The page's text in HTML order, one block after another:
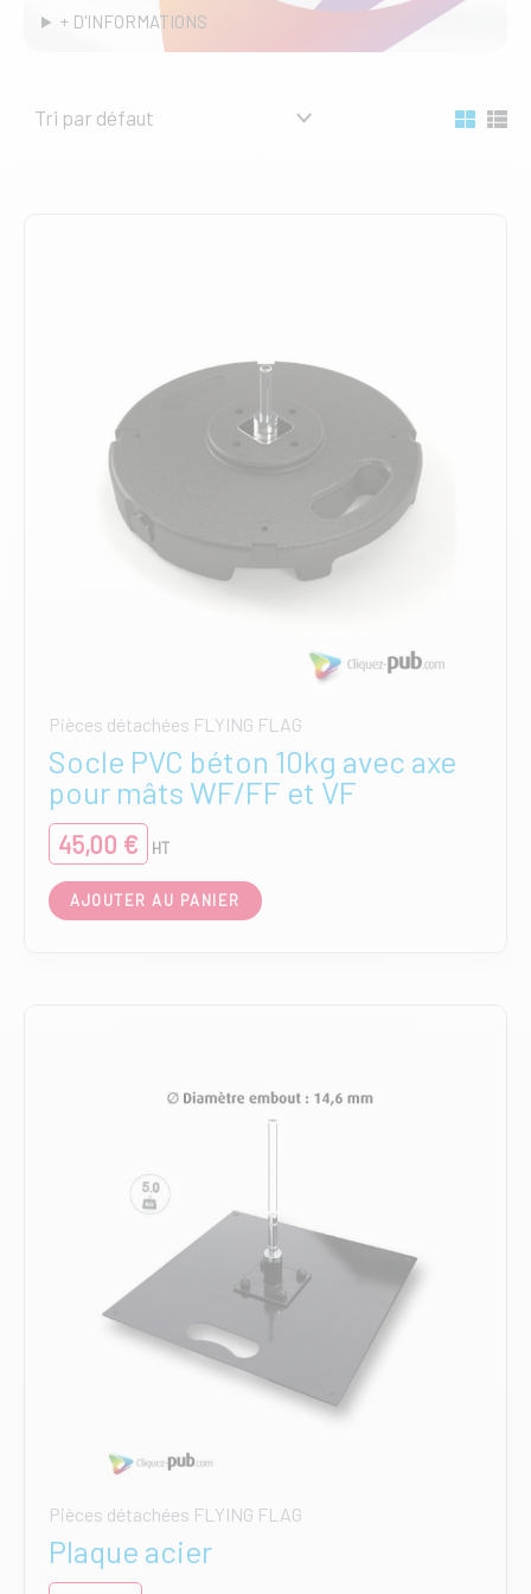
+ D'INFORMATIONS
Pièces détachées FLYING FLAG
Socle PVC béton 10kg avec axe
pour mâts WF/FF et VF
45,00 € HT
AJOUTER AU PANIER
Pièces détachées FLYING FLAG
Plaque acier